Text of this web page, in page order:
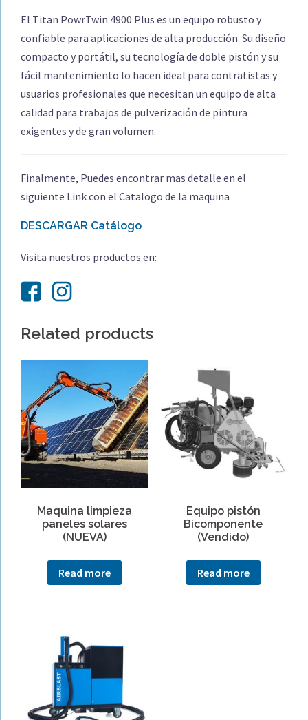
El Titan PowrTwin 4900 Plus es un equipo robusto y
confiable para aplicaciones de alta producción. Su diseño
compacto y portátil, su tecnología de doble pistón y su
fácil mantenimiento lo hacen ideal para contratistas y
usuarios profesionales que necesitan un equipo de alta
calidad para trabajos de pulverización de pintura
exigentes y de gran volumen.
Finalmente, Puedes encontrar mas detalle en el
siguiente Link con el Catalogo de la maquina
DESCARGAR Catálogo
Visita nuestros productos en:
Related products
Maquina limpieza
paneles solares
(NUEVA)
Read more
Equipo pistón
Bicomponente
(Vendido)
Read more